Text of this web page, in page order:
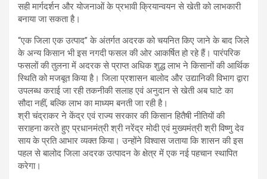
सही मार्गदर्शन और योजनाओं के प्रभावी क्रियान्वयन से खेती को लाभकारी
बनाया जा सकता है।
“एक जिला एक उत्पाद” के अंतर्गत अदरक को चयनित किए जाने के बाद जिले
के अन्य किसान भी इस नगदी फसल की ओर आकर्षित हो रहे हैं। पारंपरिक
फसलों की तुलना में अदरक से प्राप्त अधिक शुद्ध लाभ ने किसानों की आर्थिक
स्थिति को मजबूत किया है। जिला प्रशासन बालोद और उद्यानिकी विभाग द्वारा
उपलब्ध कराई जा रही तकनीकी सलाह एवं अनुदान से खेती अब घाटे का
सौदा नहीं, बल्कि लाभ का माध्यम बनती जा रही है।
श्री चंद्राकर ने केंद्र एवं राज्य सरकार की किसान हितैषी नीतियों की
सराहना करते हुए प्रधानमंत्री श्री नरेंद्र मोदी एवं मुख्यमंत्री श्री विष्णु देव
साय के प्रति आभार व्यक्त किया। उन्होंने विश्वास जताया कि शासन की इस
पहल से बालोद जिला अदरक उत्पादन के क्षेत्र में एक नई पहचान स्थापित
करेगा।